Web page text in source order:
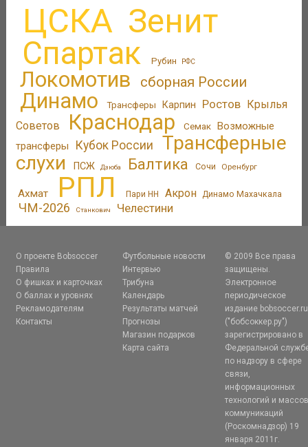
ЦСКА Зенит
Спартак Рубин РФС
Локомотив сборная России
Динамо Трансферы Карпин Ростов Крылья
Советов
Краснодар Семак Возможные
трансферы
Кубок России
Трансферные
слухи
ПСЖ Дзюба Балтика Сочи Оренбург
Ахмат РПЛ Пари НН Акрон Динамо Махачкала
ЧМ-2026 Станкович Челестини
О проекте Bobsoccer
Правила
О фишках и карточках
О баллах и уровнях
Рекламодателям
Контакты
Футбольные новости
Интервью
Трибуна
Календарь
Результаты матчей
Прогнозы
Магазин подарков
Карта сайта
© 2009 Все права
защищены.
Электронное
периодическое
издание bobsoccer.ru
("бобсоккер.ру")
зарегистрировано в
Федеральной
по надзору в сфере
связи,
информационных
технологий и
коммуникаций
(Роскомнадзор) 19
января 2011г.